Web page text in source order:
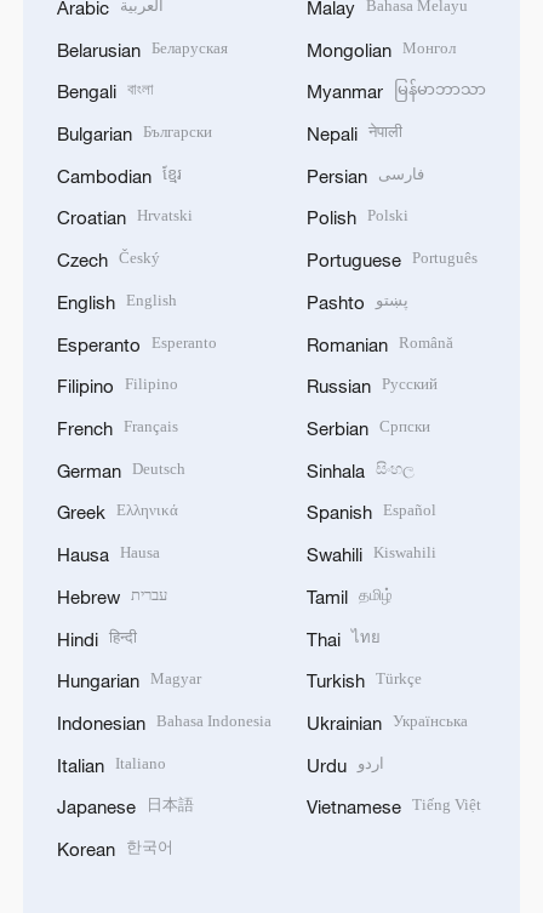
Arabic العربية
Belarusian Беларуская
Bengali বাংলা
Bulgarian Български
Cambodian ខ្មែរ
Croatian Hrvatski
Czech Český
English English
Esperanto Esperanto
Filipino Filipino
French Français
German Deutsch
Greek Ελληνικά
Hausa Hausa
Hebrew עברית
Hindi हिन्दी
Hungarian Magyar
Indonesian Bahasa Indonesia
Italian Italiano
Japanese 日本語
Korean 한국어
Malay Bahasa Melayu
Mongolian Монгол
Myanmar မြန်မာဘာသာ
Nepali नेपाली
Persian فارسی
Polish Polski
Portuguese Português
Pashto پښتو
Romanian Română
Russian Русский
Serbian Српски
Sinhala සිංහල
Spanish Español
Swahili Kiswahili
Tamil தமிழ்
Thai ไทย
Turkish Türkçe
Ukrainian Українська
Urdu اردو
Vietnamese Tiếng Việt